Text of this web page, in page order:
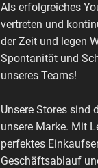
Als erfolgreiches
vertreten und
der Zeit und legen
Spontanität und
unseres Teams!
Unsere Stores sind
unsere Marke. Mit
perfektes
Geschäftsablauf